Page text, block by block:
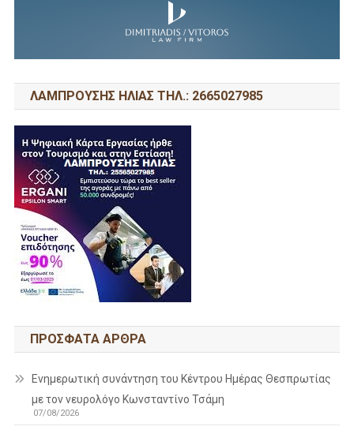
ΛΑΜΠΡΟΥΣΗΣ ΗΛΙΑΣ ΤΗΛ.: 2665027985
ΠΡΌΣΦΑΤΑ ΆΡΘΡΑ
Ενημερωτική συνάντηση του Κέντρου Ημέρας Θεσπρωτίας
με τον νευρολόγο Κωνσταντίνο Τσάμη
07/08/2026